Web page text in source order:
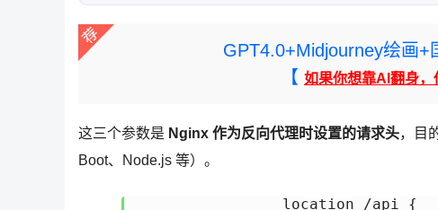
GPT4.0+Midjourney绘画+
【 如果你想靠AI翻身，
这三个参数是 Nginx 作为反向代理时设置的请求头，目
Boot、Node.js 等）。